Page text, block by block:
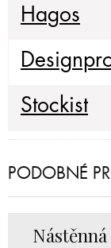
Hagos
Stockist
PODOBNÉ